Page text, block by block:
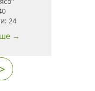
24
→